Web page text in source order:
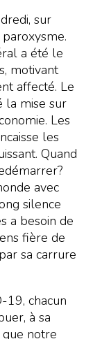
sur
a été le
motivant
affecté. Le
la mise sur
Les
les
Quand
avec
silence
a besoin de
fière de
sa carrure
19, chacun
à sa
notre